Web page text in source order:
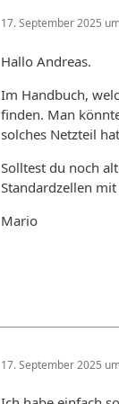
17. September 2025
Hallo Andreas.
Im Handbuch,
finden. Man
solches Netzteil
Solltest du noch
Standardzellen
Mario
17. September 2025